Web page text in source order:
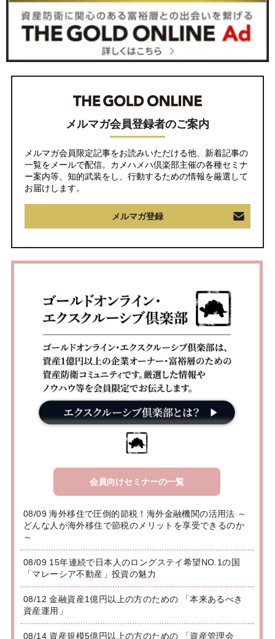
メルマガ会員登録者のご案内
メルマガ会員限定記事をお読みいただける他、新着記事の
一覧をメールで配信。カメハメハ倶楽部主催の各種セミナ
ー案内等、知的武装をし、行動するための情報を厳選して
お届けします。
メルマガ登録
会員向けセミナーの一覧
08/09 海外移住で圧倒的節税！海外金融機関の活用法 ～
どんな人が海外移住で節税のメリットを享受できるのか
～
08/09 15年連続で日本人のロングステイ希望NO.1の国
「マレーシア不動産」投資の魅力
08/12 金融資産1億円以上の方のための 「本来あるべき
資産運用」
08/14 資産規模5億円以上の方のための 「資産管理会